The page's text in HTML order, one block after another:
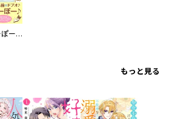
野性のぽーぽー【豪華版】
もっと見る